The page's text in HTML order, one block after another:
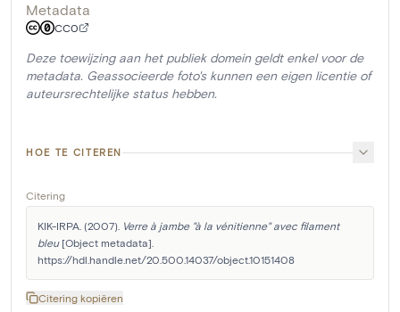
Metadata
CC0
Deze toewijzing aan het publiek domein geldt enkel voor de
metadata. Geassocieerde foto's kunnen een eigen licentie of
auteursrechtelijke status hebben.
HOE TE CITEREN
Citering
KIK-IRPA. (2007). Verre à jambe "à la vénitienne" avec filament
bleu [Object metadata].
https://hdl.handle.net/20.500.14037/object.10151408
Citering kopiëren